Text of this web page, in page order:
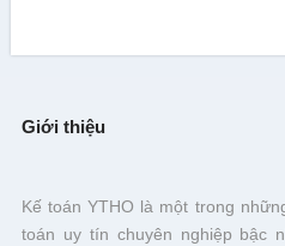
Giới thiệu
Kế toán YTHO là một trong
toán uy tín chuyên nghiệp bậc